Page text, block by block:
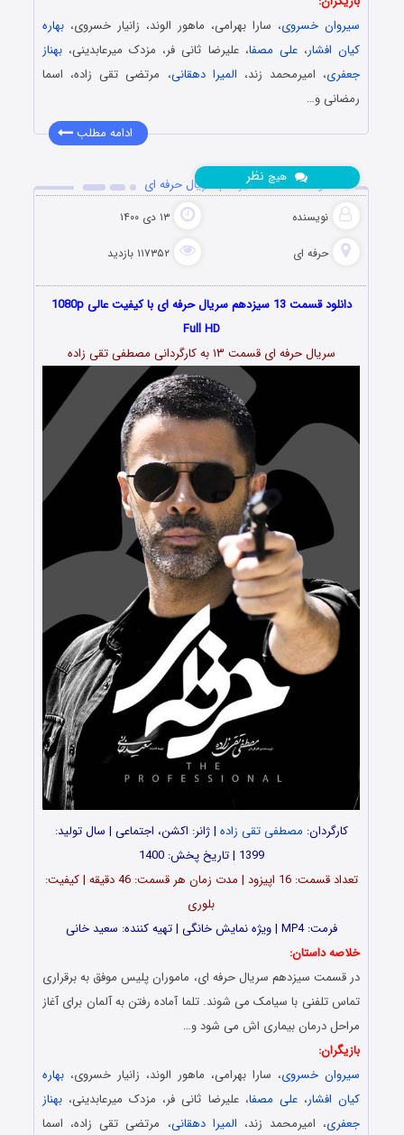
سیروان خسروی، سارا بهرامی، ماهور الوند، زانیار خسروی، بهاره
کیان افشار،علی مصفا، علیرضا ثانی فر، مزدک میرعابدینی، بهناز
جعفری، امیرمحمد زند، المیرا دهقانی، مرتضی تقی زاده، اسما
رمضانی و…
ادامه مطلب
دانلود قسمت 13 سیزدهم سریال حرفه ای
نویسنده ۱۳ دی ۱۴۰۰
حرفه ای ۱۱۷۳۵۲ بازدید
هیچ نظر
دانلود قسمت 13 سیزدهم سریال حرفه ای با کیفیت عالی 1080p
Full HD
سریال حرفه ای قسمت ۱۳ به کارگردانی مصطفی تقی زاده
کارگردان: مصطفی تقی زاده | ژانر: اکشن، اجتماعی | سال تولید:
1399 | تاریخ پخش: 1400
تعداد قسمت: 16 اپیزود | مدت زمان هر قسمت: 46 دقیقه | کیفیت:
بلوری
فرمت: MP4 | ویژه نمایش خانگی | تهیه کننده: سعید خانی
خلاصه داستان:
در قسمت سیزدهم سریال حرفه ای، ماموران پلیس موفق به برقراری
تماس تلفنی با سیامک می شوند. تلما آماده رفتن به آلمان برای آغاز
مراحل درمان بیماری اش می شود و…
بازیگران:
سیروان خسروی، سارا بهرامی، ماهور الوند، زانیار خسروی، بهاره
کیان افشار،علی مصفا، علیرضا ثانی فر، مزدک میرعابدینی، بهناز
جعفری، امیرمحمد زند، المیرا دهقانی، مرتضی تقی زاده، اسما